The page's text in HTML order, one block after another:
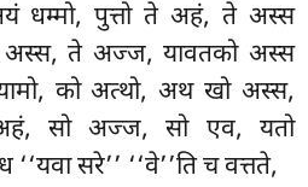
धम्मो, पुत्तो ते अहं, ते अस्स
अस्स, ते अज्ज, यावतको अस्स
को अत्थो, अथ खो अस्स,
सो अज्ज, सो एव, यतो
सरे’’ ‘‘वे’’ति च वत्तते,